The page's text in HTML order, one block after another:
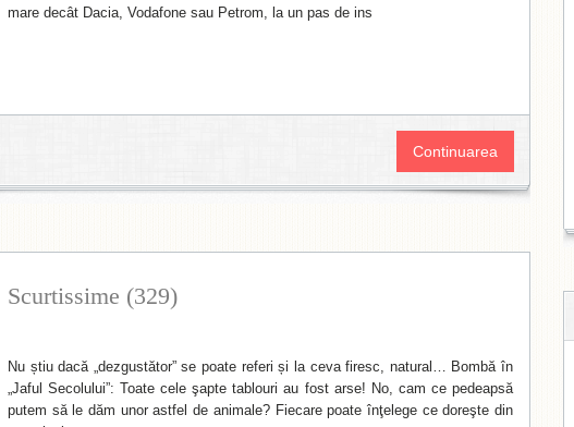
mare decât Dacia, Vodafone sau Petrom, la un pas de ins
Continuarea
Scurtissime (329)
Nu știu dacă „dezgustător” se poate referi și la ceva firesc, natural… Bombă în
„Jaful Secolului”: Toate cele şapte tablouri au fost arse! No, cam ce pedeapsă
putem să le dăm unor astfel de animale? Fiecare poate înţelege ce doreşte din